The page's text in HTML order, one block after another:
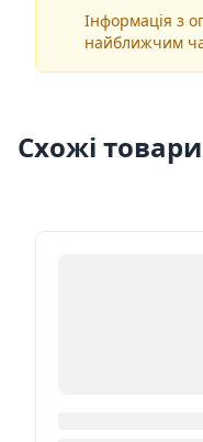
Інформація з
найближчим
Схожі